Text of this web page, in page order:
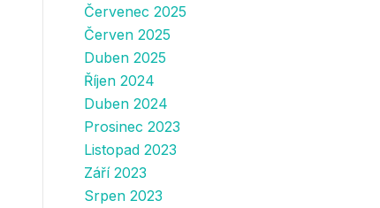
Červenec 2025
Červen 2025
Duben 2025
Říjen 2024
Duben 2024
Prosinec 2023
Listopad 2023
Září 2023
Srpen 2023